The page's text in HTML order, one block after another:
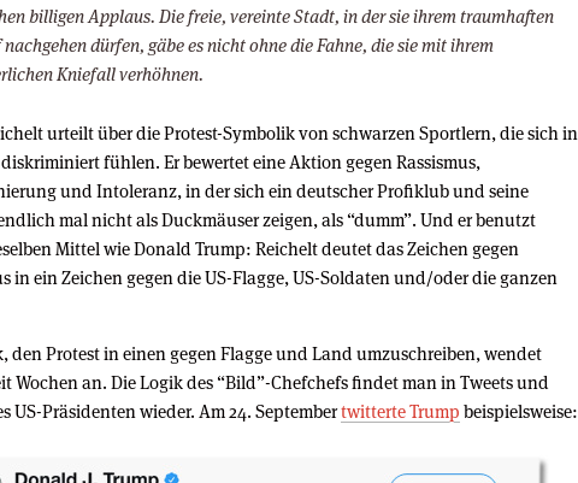
billigen Applaus. Die freie, vereinte Stadt, in der sie ihrem traumhaften
nachgehen dürfen, gäbe es nicht ohne die Fahne, die sie mit ihrem
Kniefall verhöhnen.
urteilt über die Protest-Symbolik von schwarzen Sportlern, die sich in
fühlen. Er bewertet eine Aktion gegen Rassismus,
und Intoleranz, in der sich ein deutscher Profiklub und seine
mal nicht als Duckmäuser zeigen, als “dumm”. Und er benutzt
Mittel wie Donald Trump: Reichelt deutet das Zeichen gegen
in ein Zeichen gegen die US-Flagge, US-Soldaten und/oder die ganzen
den Protest in einen gegen Flagge und Land umzuschreiben, wendet
Wochen an. Die Logik des “Bild”-Chefchefs findet man in Tweets und
US-Präsidenten wieder. Am 24. Septembertwitterte Trump beispielsweise: